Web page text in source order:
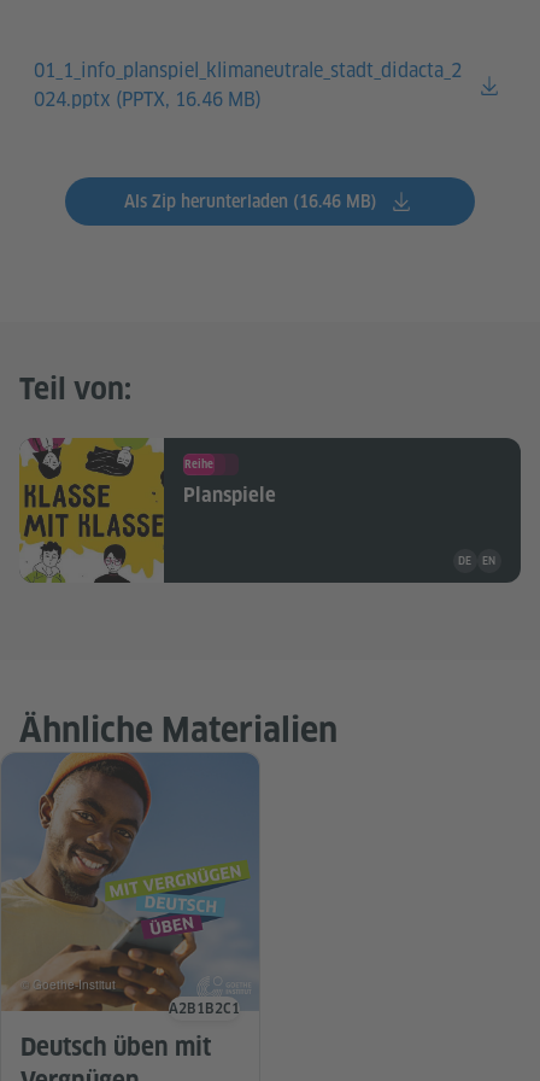
01_1_info_planspiel_klimaneutrale_stadt_didacta_2
024.pptx (PPTX, 16.46 MB)
Als Zip herunterladen (16.46 MB)
Teil von:
Reihe
Planspiele
DE EN
Ähnliche Materialien
Deutsch üben mit
© Goethe-Institut
Sprachniveau
A2 B1 B2C1